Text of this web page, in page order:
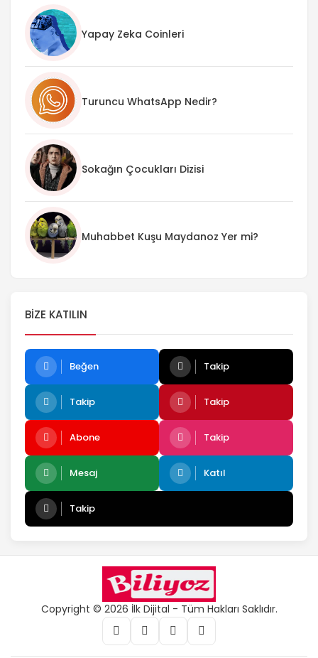
Yapay Zeka Coinleri
Turuncu WhatsApp Nedir?
Sokağın Çocukları Dizisi
Muhabbet Kuşu Maydanoz Yer mi?
BIZE KATILIN
Beğen Takip
Takip Takip
Abone Takip
Mesaj Katıl
Takip
Copyright © 2026 İlk Dijital - Tüm Hakları Saklıdır.